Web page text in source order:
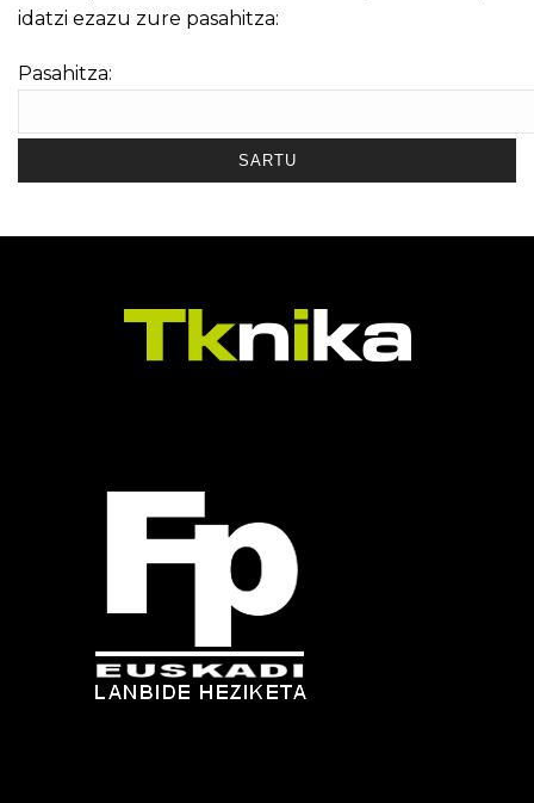
idatzi ezazu zure pasahitza:
Pasahitza: